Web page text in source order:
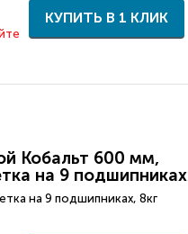
КУПИТЬ В 1 КЛИК
Кобальт 600 мм,
на 9 подшипниках
на 9 подшипниках, 8кг